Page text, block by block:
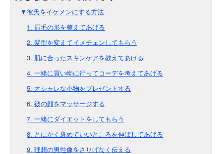
▼彼氏をイケメンにする方法
1. 眉毛の形を整えてあげる
2. 髪型を変えてイメチェンしてもらう
3. 肌に合ったスキンケアを教えてあげる
4. 一緒に買い物に行ってコーデを考えてあげる
5. オシャレな小物をプレゼントする
6. 彼の顔をマッサージする
7. 一緒にダイエットをしてもらう
8. とにかく褒めていいところを伸ばしてあげる
9. 理想の男性像をさりげなく伝える